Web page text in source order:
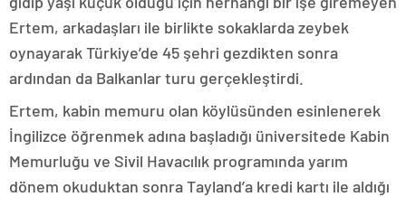
Ertem, arkadaşları ile birlikte sokaklarda zeybek
oynayarak Türkiye’de 45 şehri gezdikten sonra
ardından da Balkanlar turu gerçekleştirdi.
Ertem, kabin memuru olan köylüsünden esinlenerek
İngilizce öğrenmek adına başladığı üniversitede Kabin
Memurluğu ve Sivil Havacılık programında yarım
dönem okuduktan sonra Tayland’a kredi kartı ile aldığı